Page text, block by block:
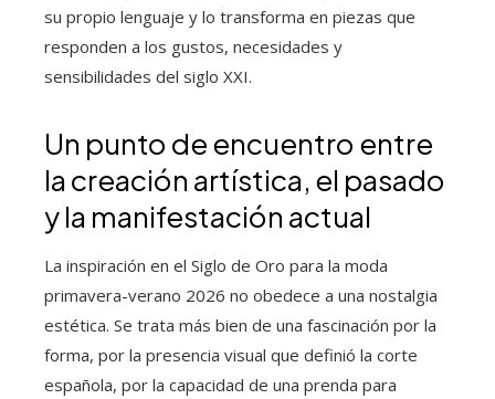
su propio lenguaje y lo transforma en piezas que
responden a los gustos, necesidades y
sensibilidades del siglo XXI.
Un punto de encuentro entre
la creación artística, el pasado
y la manifestación actual
La inspiración en el Siglo de Oro para la moda
primavera-verano 2026 no obedece a una nostalgia
estética. Se trata más bien de una fascinación por la
forma, por la presencia visual que definió la corte
española, por la capacidad de una prenda para